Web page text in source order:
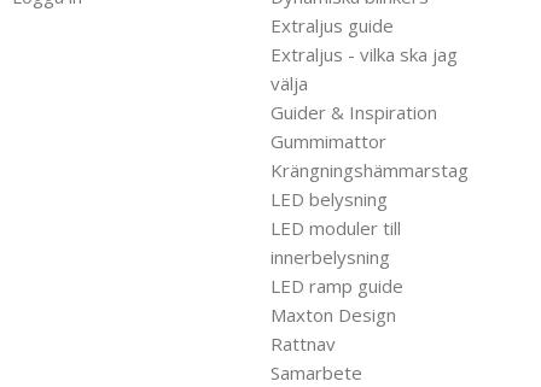
Extraljus guide
Extraljus - vilka ska jag
välja
Guider & Inspiration
Gummimattor
Krängningshämmarstag
LED belysning
LED moduler till
innerbelysning
LED ramp guide
Maxton Design
Rattnav
Samarbete